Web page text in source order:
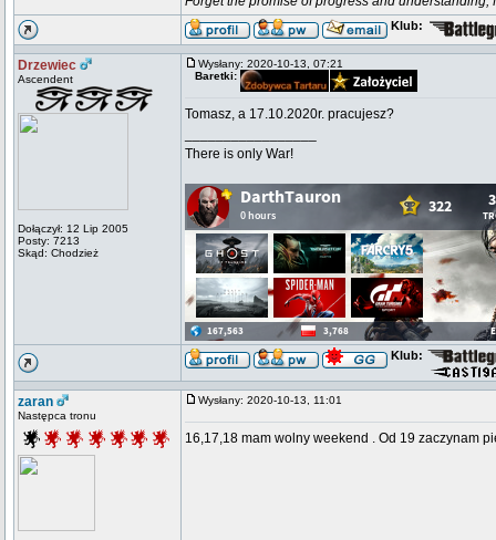
Klub:
Drzewiec
Ascendent
Dołączył: 12 Lip 2005
Posty: 7213
Skąd: Chodzież
Wysłany: 2020-10-13, 07:21
Baretki:
Tomasz, a 17.10.2020r. pracujesz?
There is only War!
Klub:
zaran
Następca tronu
Wysłany: 2020-10-13, 11:01
16,17,18 mam wolny weekend . Od 19 zaczynam